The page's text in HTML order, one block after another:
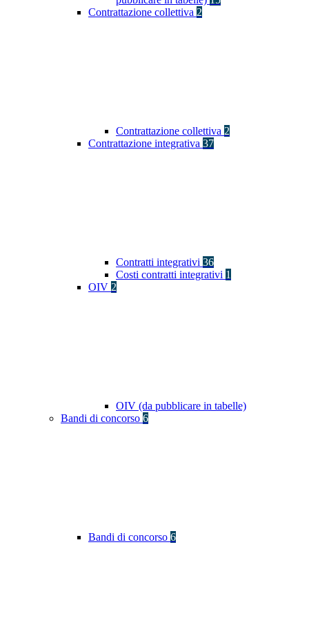
Contrattazione collettiva 2
Contrattazione collettiva 2
Contrattazione integrativa 37
Contratti integrativi 36
Costi contratti integrativi 1
OIV 2
OIV (da pubblicare in tabelle)
Bandi di concorso 6
Bandi di concorso 6